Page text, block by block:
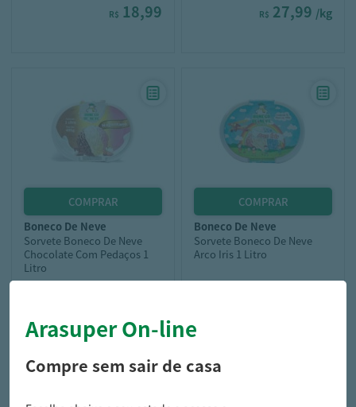
R$ 18,99 R$ 27,99 /kg
boneco de neve
Sorvete Boneco De Neve
Chocolate Com Pedaços 1
Litro
R$ 18,99
boneco de neve
Sorvete Boneco De Neve
Arco Iris 1 Litro
Arasuper On-line
Compre sem sair de casa